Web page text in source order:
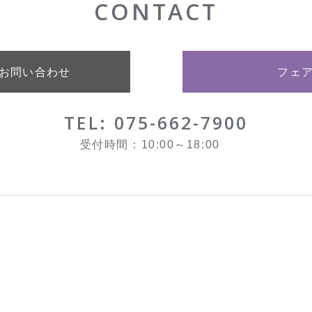
CONTACT
問い合わせ フェ
TEL: 075-662-7900
受付時間：10:00～18:00